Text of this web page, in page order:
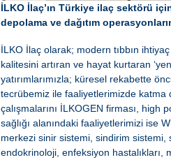
İLKO İlaç’ın Türkiye ilaç sektörü
depolama ve dağıtım
İLKO İlaç olarak; modern tıbbın
kalitesini artıran ve hayat kurtaran
yatırımlarımızla; küresel rekabette
tecrübemiz ile faaliyetlerimizde katma
çalışmalarını İLKOGEN firması,
sağlığı alanındaki faaliyetlerimizi ise
merkezi sinir sistemi, sindirim
endokrinoloji, enfeksiyon